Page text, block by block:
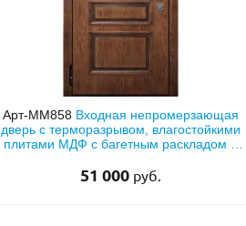
Арт-ММ858 Входная непромерзающая
дверь с терморазрывом, влагостойкими
плитами МДФ с багетным раскладом и
51 000 руб.